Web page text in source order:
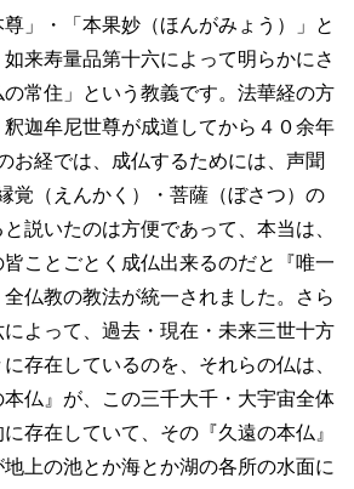
」・「本果妙（ほんがみょう）」と
来寿量品第十六によって明らかにさ
常住」という教義です。法華経の方
迦牟尼世尊が成道してから４０余年
お経では、成仏するためには、声聞
覚（えんかく）・菩薩（ぼさつ）の
と説いたのは方便であって、本当は、
ことごとく成仏出来るのだと『唯一
仏教の教法が統一されました。さら
よって、過去・現在・未来三世十方
存在しているのを、それらの仏は、
仏』が、この三千大千・大宇宙全体
存在していて、その『久遠の本仏』
上の池とか海とか湖の各所の水面に